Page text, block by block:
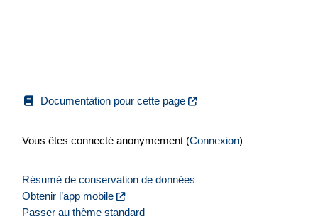
Documentation pour cette page
Vous êtes connecté anonymement (Connexion)
Résumé de conservation de données
Obtenir l’app mobile
Passer au thème standard